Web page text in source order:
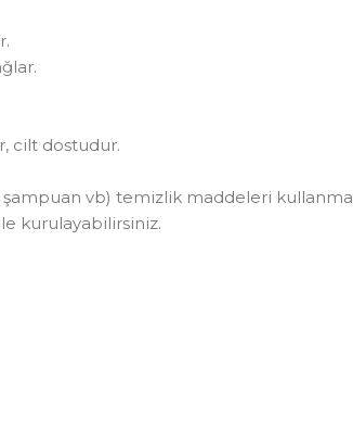
cilt dostudur.
vb) temizlik maddeleri
kurulayabilirsiniz.